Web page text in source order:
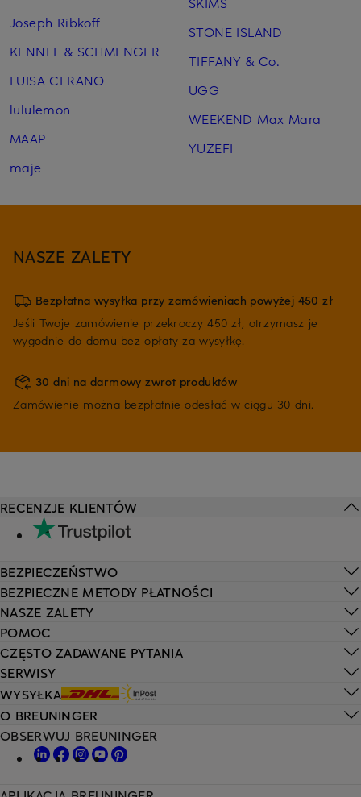
Joseph Ribkoff
KENNEL & SCHMENGER
LUISA CERANO
lululemon
MAAP
maje
STONE ISLAND
TIFFANY & Co.
UGG
WEEKEND Max Mara
YUZEFI
NASZE ZALETY
Bezpłatna wysyłka przy zamówieniach powyżej 450 zł
Jeśli Twoje zamówienie przekroczy 450 zł, otrzymasz je
wygodnie do domu bez opłaty za wysyłkę.
30 dni na darmowy zwrot produktów
Zamówienie można bezpłatnie odesłać w ciągu 30 dni.
POMOC
CZĘSTO ZADAWANE PYTANIA
SERWISY
WYSYŁKA
RECENZJE KLIENTÓW
BEZPIECZEŃSTWO
BEZPIECZNE METODY PŁATNOŚCI
NASZE ZALETY
O BREUNINGER
OBSERWUJ BREUNINGER